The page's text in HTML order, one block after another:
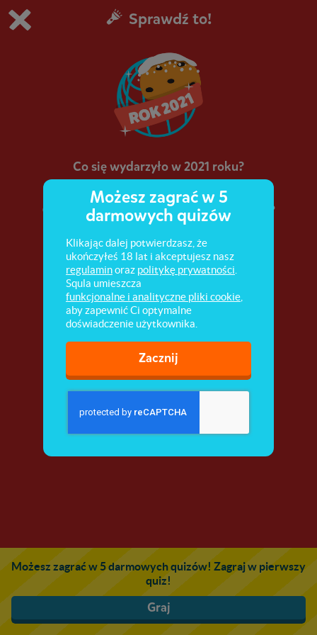
Grasz w wersję demonstracyjną Squli
Kup teraz!
0 1
Sprawdź to!
Co się wydarzyło w 2021 roku?
Czy pamiętasz, co się wydarzyło w 2021 roku?
Sprawdź!
Możesz zagrać w 5 darmowych quizów! Zagraj w pierwszy
quiz!
Graj
Możesz zagrać w 5
darmowych quizów
Klikając dalej potwierdzasz, że
ukończyłeś 18 lat i akceptujesz nasz
regulaminoraz politykę prywatności
Squla umieszcza
funkcjonalne i analityczne pliki cookie
aby zapewnić Ci optymalne
doświadczenie użytkownika.
Zacznij